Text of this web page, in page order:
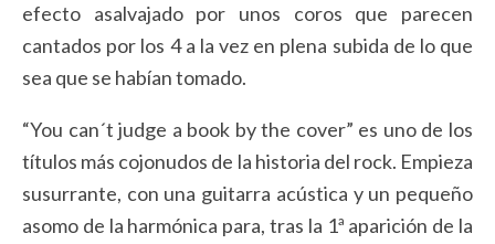
efecto asalvajado por unos coros que parecen
cantados por los 4 a la vez en plena subida de lo que
sea que se habían tomado.
“You can´t judge a book by the cover” es uno de los
títulos más cojonudos de la historia del rock. Empieza
susurrante, con una guitarra acústica y un pequeño
asomo de la harmónica para, tras la 1ª aparición de la